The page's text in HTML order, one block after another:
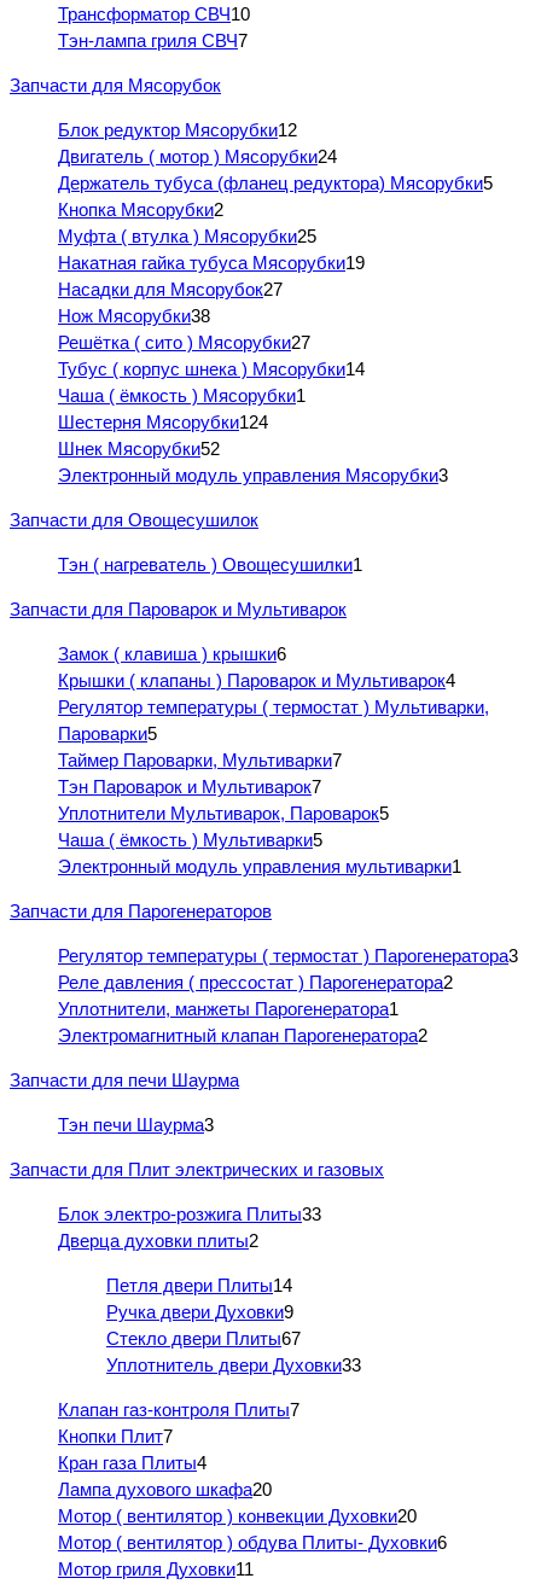
Трансформатор СВЧ10
Тэн-лампа гриля СВЧ7
Запчасти для Мясорубок
Блок редуктор Мясорубки12
Двигатель ( мотор ) Мясорубки24
Держатель тубуса (фланец редуктора) Мясорубки5
Кнопка Мясорубки2
Муфта ( втулка ) Мясорубки25
Накатная гайка тубуса Мясорубки19
Насадки для Мясорубок27
Нож Мясорубки38
Решётка ( сито ) Мясорубки27
Тубус ( корпус шнека ) Мясорубки14
Чаша ( ёмкость ) Мясорубки1
Шестерня Мясорубки124
Шнек Мясорубки52
Электронный модуль управления Мясорубки3
Запчасти для Овощесушилок
Тэн ( нагреватель ) Овощесушилки1
Запчасти для Пароварок и Мультиварок
Замок ( клавиша ) крышки6
Крышки ( клапаны ) Пароварок и Мультиварок4
Регулятор температуры ( термостат ) Мультиварки,
Пароварки5
Таймер Пароварки, Мультиварки7
Тэн Пароварок и Мультиварок7
Уплотнители Мультиварок, Пароварок5
Чаша ( ёмкость ) Мультиварки5
Электронный модуль управления мультиварки1
Запчасти для Парогенераторов
Регулятор температуры ( термостат ) Парогенератора3
Реле давления ( прессостат ) Парогенератора2
Уплотнители, манжеты Парогенератора1
Электромагнитный клапан Парогенератора2
Запчасти для печи Шаурма
Тэн печи Шаурма3
Запчасти для Плит электрических и газовых
Блок электро-розжига Плиты33
Дверца духовки плиты2
Петля двери Плиты14
Ручка двери Духовки9
Стекло двери Плиты67
Уплотнитель двери Духовки33
Клапан газ-контроля Плиты7
Кнопки Плит7
Кран газа Плиты4
Лампа духового шкафа20
Мотор ( вентилятор ) конвекции Духовки20
Мотор ( вентилятор ) обдува Плиты- Духовки6
Мотор гриля Духовки11